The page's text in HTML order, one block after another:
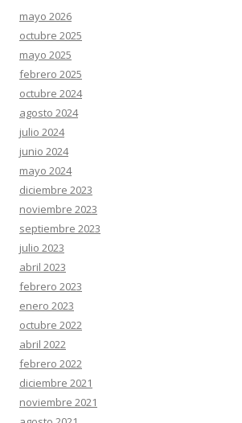
mayo 2026
octubre 2025
mayo 2025
febrero 2025
octubre 2024
agosto 2024
julio 2024
junio 2024
mayo 2024
diciembre 2023
noviembre 2023
septiembre 2023
julio 2023
abril 2023
febrero 2023
enero 2023
octubre 2022
abril 2022
febrero 2022
diciembre 2021
noviembre 2021